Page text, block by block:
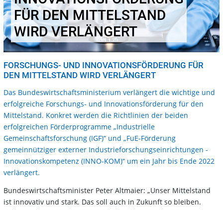
FÜR DEN MITTELSTAND
WIRD VERLÄNGERT
FORSCHUNGS- UND INNOVATIONSFÖRDERUNG FÜR
DEN MITTELSTAND WIRD VERLÄNGERT
Das Bundeswirtschaftsministerium verlängert die wichtige und
erfolgreiche Forschungs- und Innovationsförderung für den
Mittelstand. Konkret werden die Richtlinien der beiden
erfolgreichen Förderprogramme „Industrielle
Gemeinschaftsforschung (IGF)“ und „FuE-Förderung
gemeinnütziger externer Industrieforschungseinrichtungen -
Innovationskompetenz (INNO-KOM)“ um ein Jahr bis Ende 2022
verlängert.
Bundeswirtschaftsminister Peter Altmaier: „Unser Mittelstand
ist innovativ und stark. Das soll auch in Zukunft so bleiben.